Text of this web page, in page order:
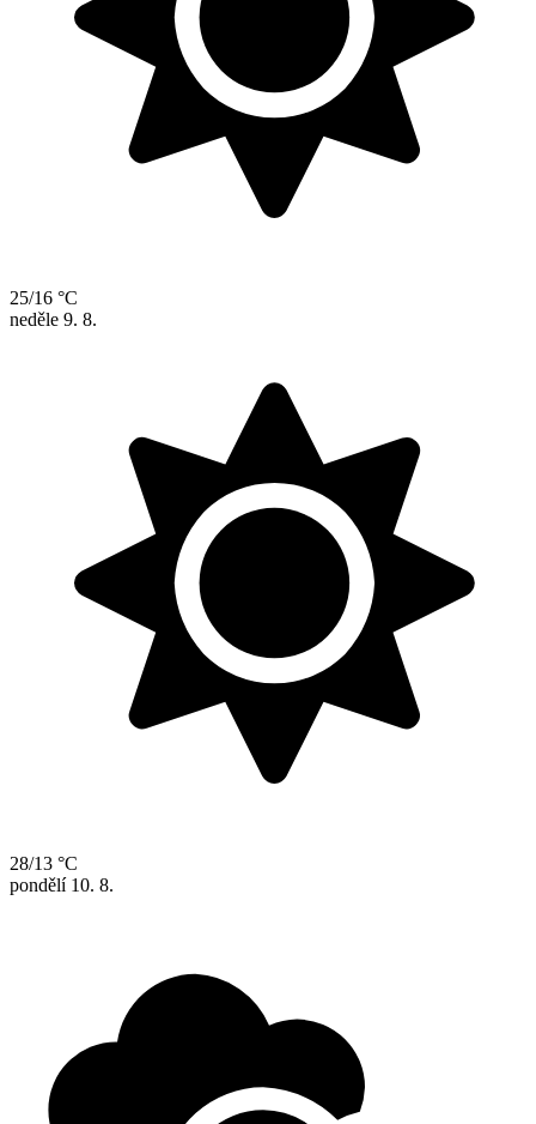
25/16 °C
neděle 9. 8.
28/13 °C
pondělí 10. 8.